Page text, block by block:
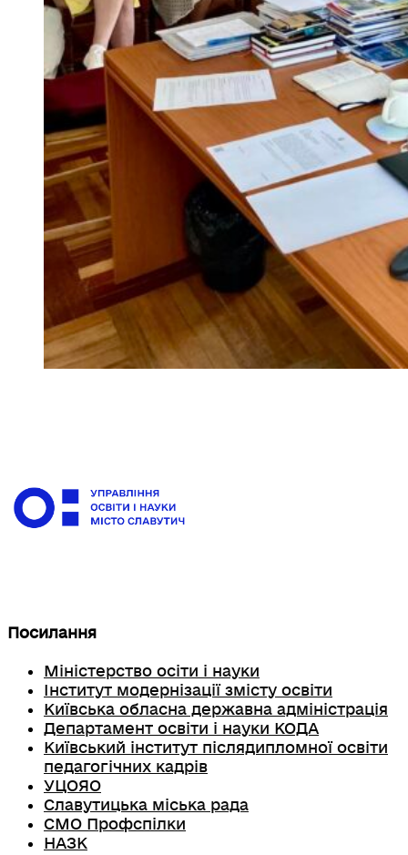
Посилання
Міністерство осіти і науки
Інститут модернізації змісту освіти
Київська обласна державна адміністрація
Департамент освіти і науки КОДА
Київський інститут післядипломної освіти
педагогічних кадрів
УЦОЯО
Славутицька міська рада
СМО Профспілки
НАЗК